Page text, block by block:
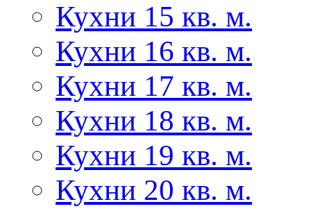
Кухни 15 кв. м.
Кухни 16 кв. м.
Кухни 17 кв. м.
Кухни 18 кв. м.
Кухни 19 кв. м.
Кухни 20 кв. м.